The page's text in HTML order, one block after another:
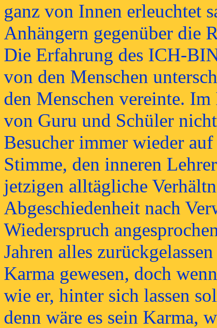
ganz von Innen erleuchtet
Anhängern gegenüber die
Die Erfahrung des ICH-
von den Menschen
den Menschen vereinte.
von Guru und Schüler
Besucher immer wieder
Stimme, den inneren
jetzigen alltägliche
Abgeschiedenheit nach
Wiederspruch
Jahren alles
Karma gewesen, doch
wie er, hinter sich lassen
denn wäre es sein Karma,